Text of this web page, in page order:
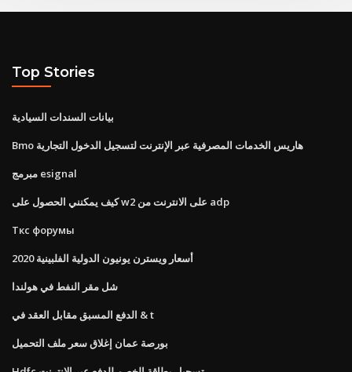
Top Stories
بيانات السندات السيادية
Bmo هاريس الخدمات المصرفية عبر الإنترنت لتسجيل الدخول التجارية
مبرمج esignal
كيف يمكنني الحصول على w2 على الانترنت من adp
Ткс форумы
أسعار ويسترن يونيون الدولية الفلبينية 2020
شل مقر النفط في هولندا
الدفع المسبق مقابل العقد في & t
بورصة عمان إغلاق سعر ملف التحميل